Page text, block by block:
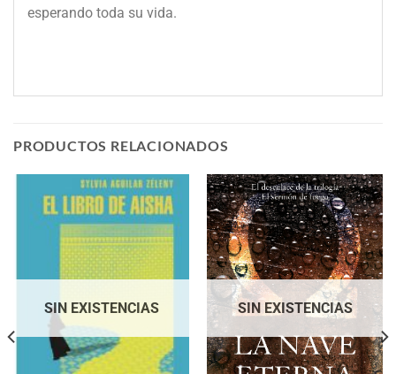
esperando toda su vida.
PRODUCTOS RELACIONADOS
SIN EXISTENCIAS SIN EXISTENCIAS